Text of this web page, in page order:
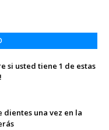
si usted tiene 1 de estas
dientes una vez en la